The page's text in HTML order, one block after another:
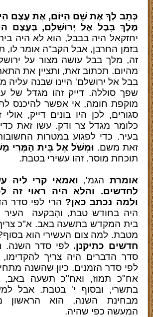
כְּתָב לְךָ אֶת שֵׁם הַיּוֹם, אֶת עֶצֶם
מֶלֶךְ בָּבֶל אֶל יְרוּשָׁלִַם, בְּעֶצֶם
יחזקאל היה בבבל, הוא לא היה
בזמן החרבן, אבל הקב"ה אומר לו,
זה, מלך בבל עושה מצור על
מהיום. תכתוב זאת, ותציין את
בבל אל ירושלם' היינו שבנה עליה
שפך סוללה. דייק זהו מגדל של
מוקפת חומה, אי אפשר להיכנס
סגורים, לכן היו בונים דייק,
כלומר מגדל צר ודק. עשו זאת כדי
בעיר. כדי לפגוע במטרות
זאת משם. וּמְשֹׁל אֶל בֵּית הַמֶּרִי
תוכחת מוסר. זהו עשירי בטבת.
אומרת הגמ', ואמאי קרי ליה
לחדשים. והלא היה ראוי זה
ולמה נכתב כאן? הרי לפי סדר
היה בחודש טבת, והָבקעה העיר
בית המקדש בתשעה באב. א"כ
מטבת. למה צום העשירי הוא
חדשים כתיקנן. לפי סדר השנה.
סדר הדברים היה צריך
לפי סדר הזמנים. כיון שהשנה
אח"כ תמוז, ואח"כ תשעה באב,
בתשרי, ובסוף י' בטבת. אבל
מבחינת השנה, הוא הראשון
המעשה כפי שהיה.